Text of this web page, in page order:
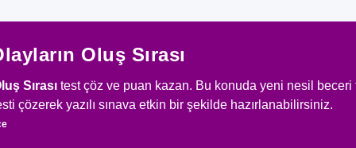
Oluş Sırası
Sırası test çöz ve puan kazan. Bu konuda yeni nesil
çözerek yazılı sınava etkin bir şekilde hazırlanabilirsiniz.